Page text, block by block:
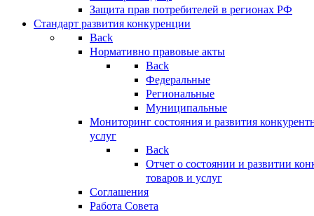
Защита прав потребителей в регионах РФ
Стандарт развития конкуренции
Back
Нормативно правовые акты
Back
Федеральные
Региональные
Муниципальные
Мониторинг состояния и развития
услуг
Back
Отчет о состоянии и развитии
товаров и услуг
Соглашения
Работа Совета